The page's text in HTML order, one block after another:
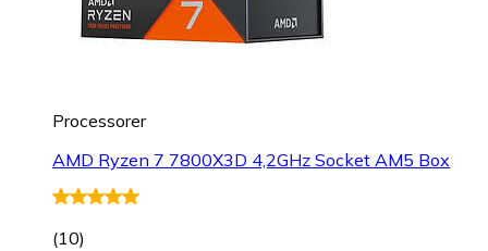
Processorer
AMD Ryzen 7 7800X3D 4,2GHz Socket AM5 Box
(10)